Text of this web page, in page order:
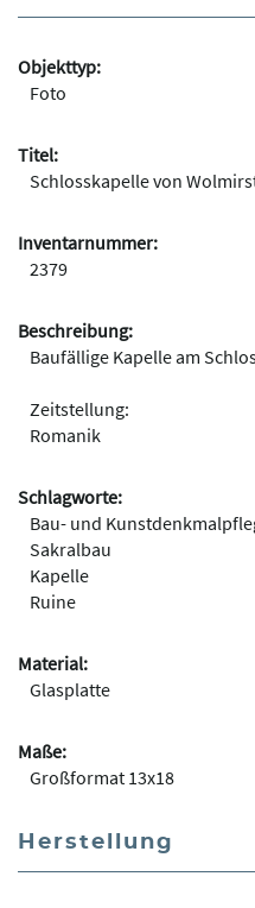
Objekttyp:
Foto
Titel:
Schlosskapelle von
Inventarnummer:
2379
Beschreibung:
Baufällige Kapelle am
Zeitstellung:
Romanik
Schlagworte:
Bau- und
Sakralbau
Kapelle
Ruine
Material:
Glasplatte
Maße:
Großformat 13x18
Herstellung